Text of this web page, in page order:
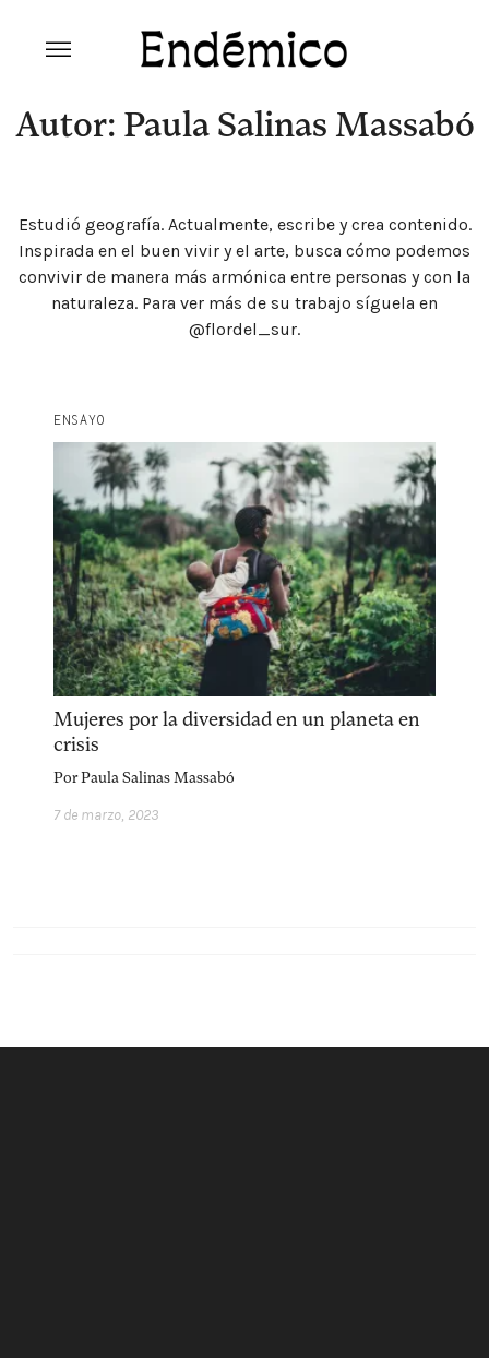
content
ambiental
Autor: Paula Salinas Massabó
Estudió geografía. Actualmente, escribe y crea contenido.
Inspirada en el buen vivir y el arte, busca cómo podemos
convivir de manera más armónica entre personas y con la
naturaleza. Para ver más de su trabajo síguela en
@flordel_sur.
ENSAYO
Mujeres por la diversidad en un planeta en
crisis
PorPaula Salinas Massabó
7 de marzo, 2023
Explora la cultura creativa en torno al movimiento
socioambiental con Endémico.
facebook instagram
pinterest
acerca
equipo política de envíos